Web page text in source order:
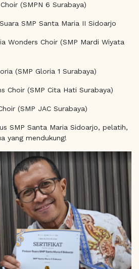
(SMPN 6 Surabaya)
SMP Santa Maria II Sidoarjo
Wonders Choir (SMP Mardi Wiyata
(SMP Gloria 1 Surabaya)
Choir (SMP Cita Hati Surabaya)
(SMP JAC Surabaya)
SMP Santa Maria Sidoarjo, pelatih,
yang mendukung!